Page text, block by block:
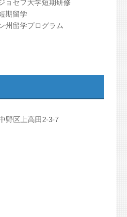
ョセフ大学短期研修
期留学
州留学プログラム
野区上高田2-3-7